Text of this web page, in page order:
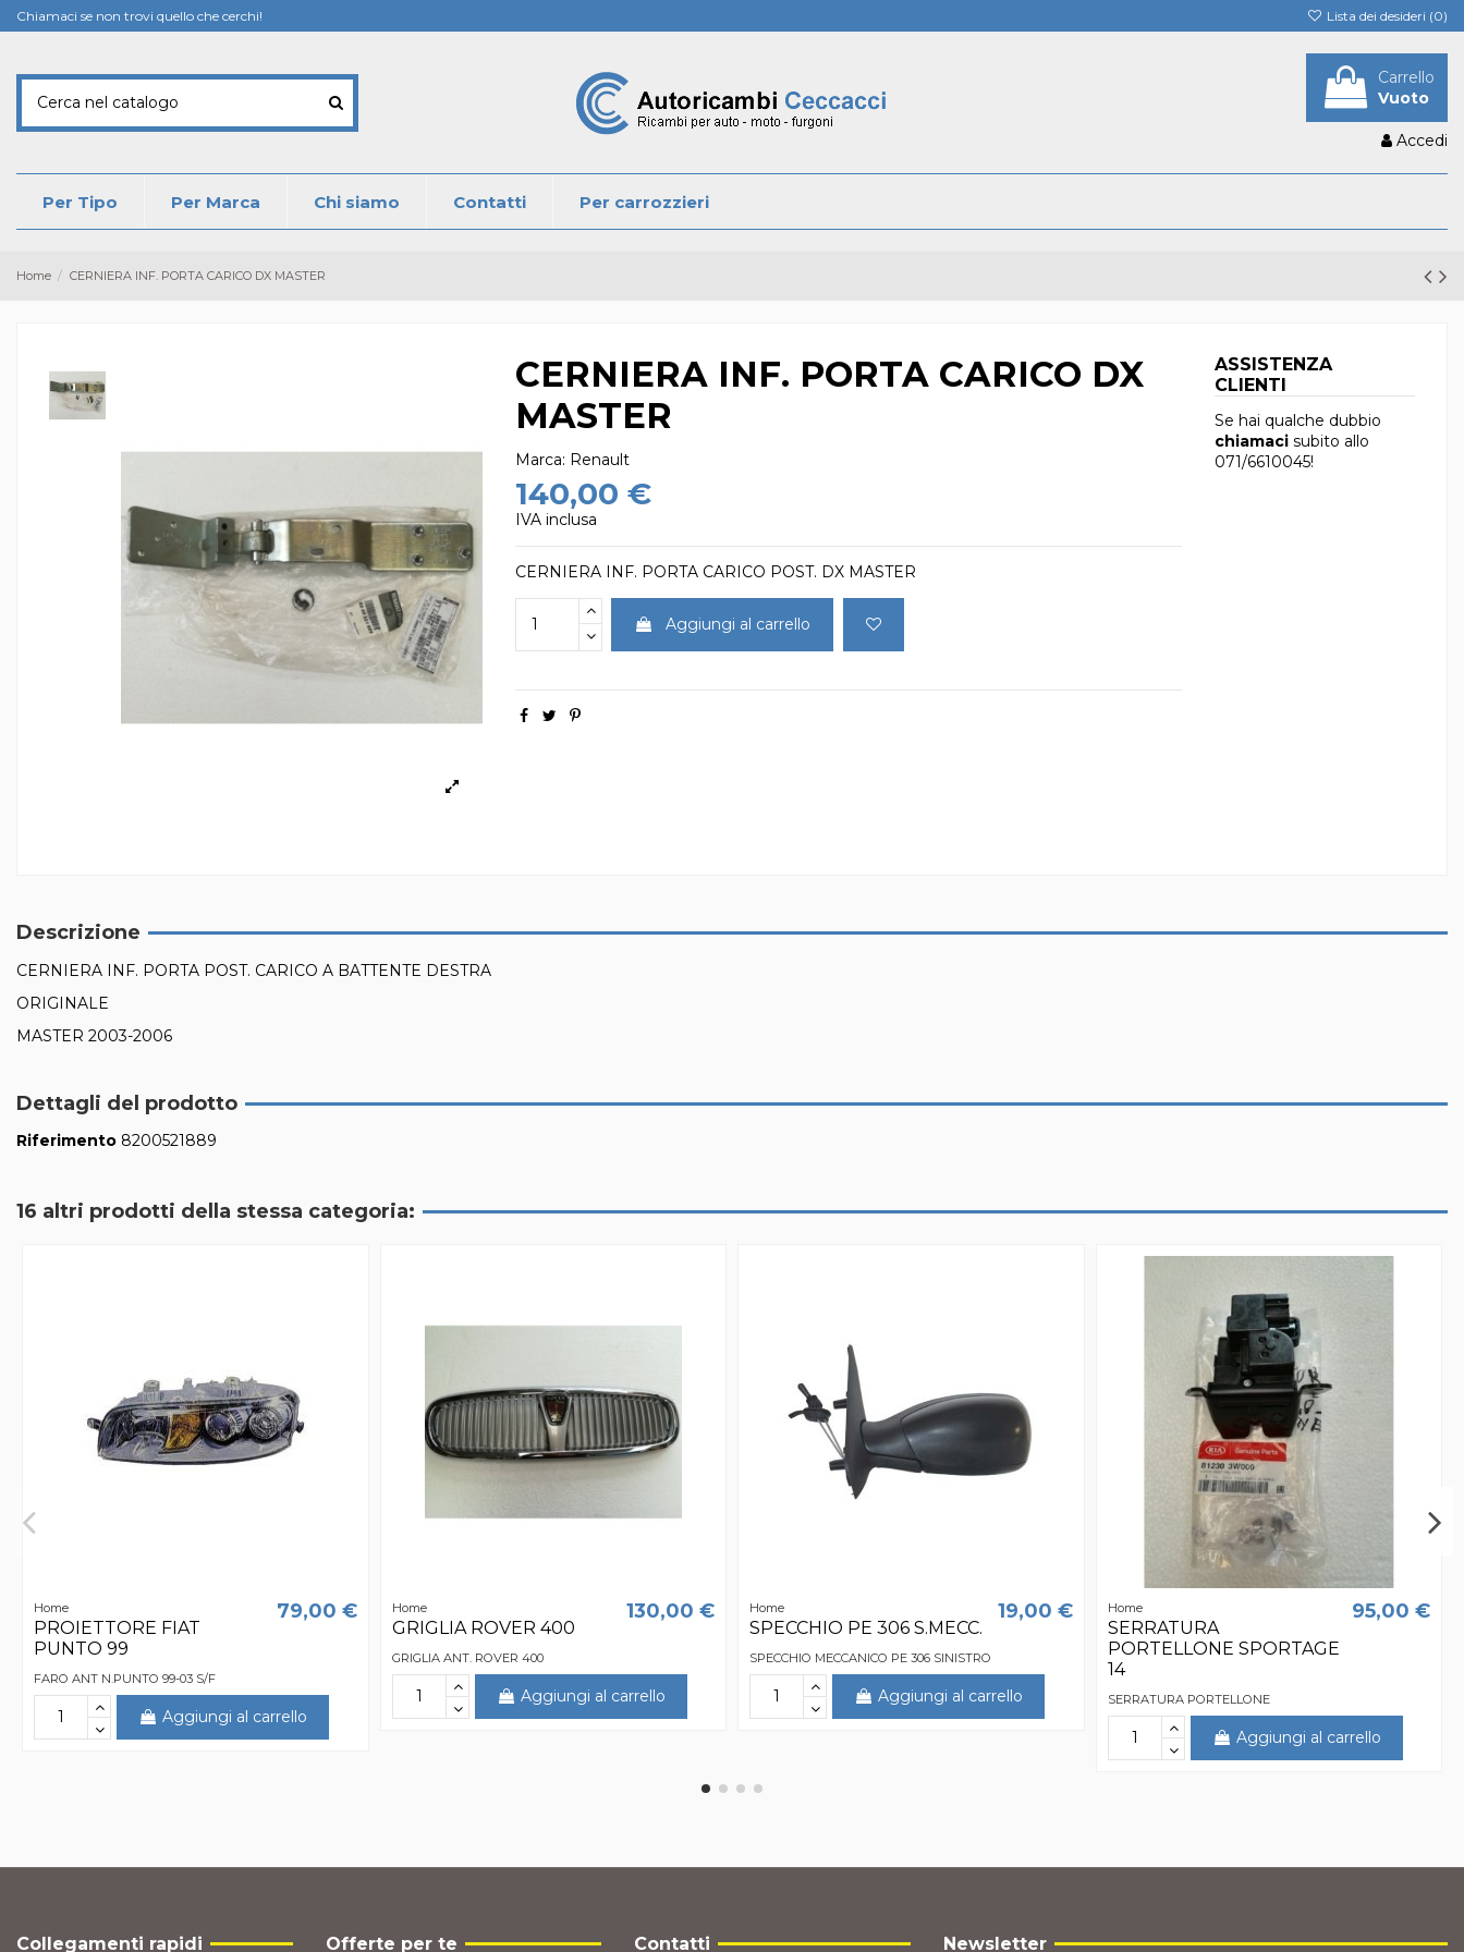
Chiamaci se non trovi quello che cerchi! Lista dei desideri (0)
Carrello
Vuoto
Accedi
Per Tipo Per Marca Chi siamo Contatti Per carrozzieri
Home CERNIERA INF. PORTA CARICO DX MASTER
CERNIERA INF. PORTA CARICO DX
MASTER
Marca: Renault
140,00 €
IVA inclusa
CERNIERA INF. PORTA CARICO POST. DX MASTER
Aggiungi al carrello
ASSISTENZA
CLIENTI
Se hai qualche dubbio
chiamacisubito allo
071/6610045!
Descrizione
CERNIERA INF. PORTA POST. CARICO A BATTENTE DESTRA
ORIGINALE
MASTER 2003-2006
Dettagli del prodotto
Riferimento 8200521889
16 altri prodotti della stessa categoria:
Home
PROIETTORE FIAT
PUNTO 99
79,00 €
FARO ANT N.PUNTO 99-03 S/F
Aggiungi al carrello
Home
GRIGLIA ROVER 400
130,00 €
GRIGLIA ANT. ROVER 400
Aggiungi al carrello
Home
SPECCHIO PE 306 S.MECC.
19,00 €
SPECCHIO MECCANICO PE 306 SINISTRO
Aggiungi al carrello
Home
SERRATURA
PORTELLONE SPORTAGE
14
95,00 €
SERRATURA PORTELLONE
Aggiungi al carrello
Collegamenti rapidi Offerte per te Contatti Newsletter